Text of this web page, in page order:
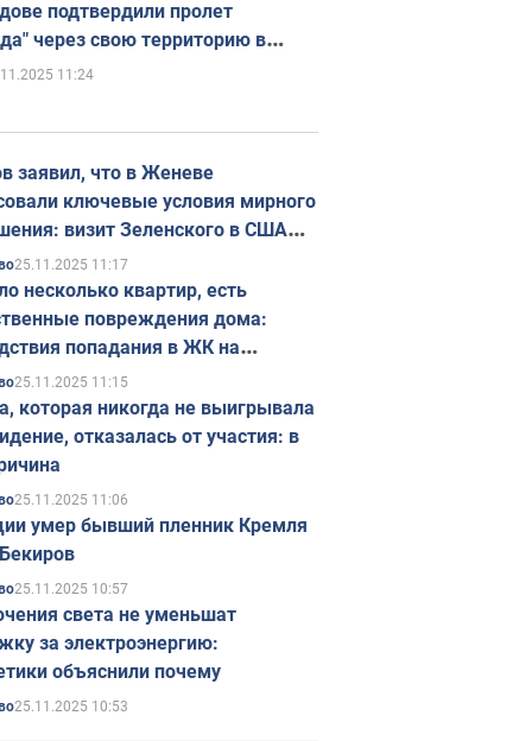
подтвердили пролет
через свою территорию в
11:24
заявил, что в Женеве
ключевые условия мирного
визит Зеленского в США
в ноябре
25.11.2025 11:17
несколько квартир, есть
повреждения дома:
попадания в ЖК на
в Киеве. Фото
25.11.2025 11:15
которая никогда не выигрывала
отказалась от участия: в
25.11.2025 11:06
умер бывший пленник Кремля
25.11.2025 10:57
света не уменьшат
за электроэнергию:
объяснили почему
25.11.2025 10:53